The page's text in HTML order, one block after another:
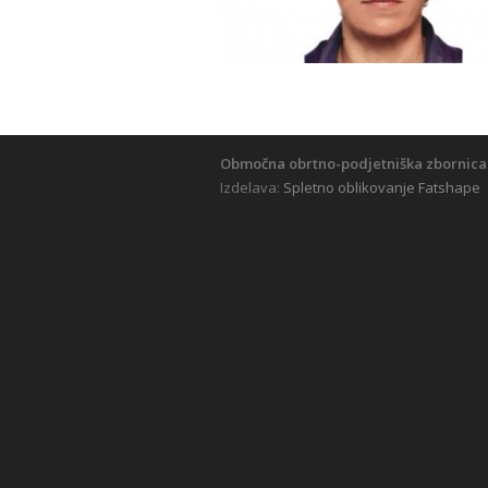
Območna obrtno-podjetniška
Izdelava: Spletno oblikovanje Fatshape